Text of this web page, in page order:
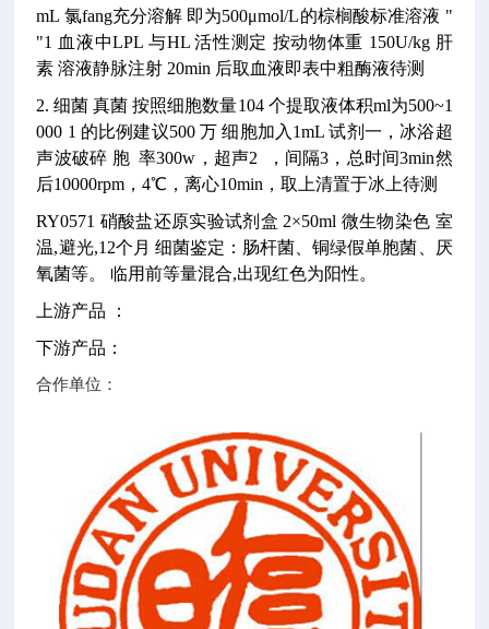
mL 氯fang充分溶解 即为500μmol/L的棕榈酸标准溶液 "
"1 血液中LPL 与HL 活性测定 按动物体重 150U/kg 肝
素 溶液静脉注射 20min 后取血液即表中粗酶液待测
2. 细菌 真菌 按照细胞数量104 个提取液体积ml为500~1
000 1 的比例建议500 万 细胞加入1mL 试剂一，冰浴超
声波破碎 胞 率300w，超声2 ，间隔3，总时间3min然
后10000rpm，4℃，离心10min，取上清置于冰上待测
RY0571 硝酸盐还原实验试剂盒 2×50ml 微生物染色 室
温,避光,12个月 细菌鉴定：肠杆菌、铜绿假单胞菌、厌
氧菌等。
临用前等量混合,出现红色为阳性。
上游产品 ：
下游产品：
合作单位：